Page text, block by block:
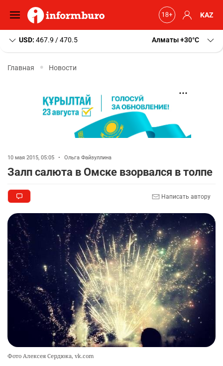
KAZ
USD: 467.9 / 470.5 Алматы+30 C
Главная Новости
10 мая 2015, 05:05 • Ольга Файзуллина
Залп салюта в Омске взорвался в толпе
Написать автору
Фото Алексея Сердюка, vk.com